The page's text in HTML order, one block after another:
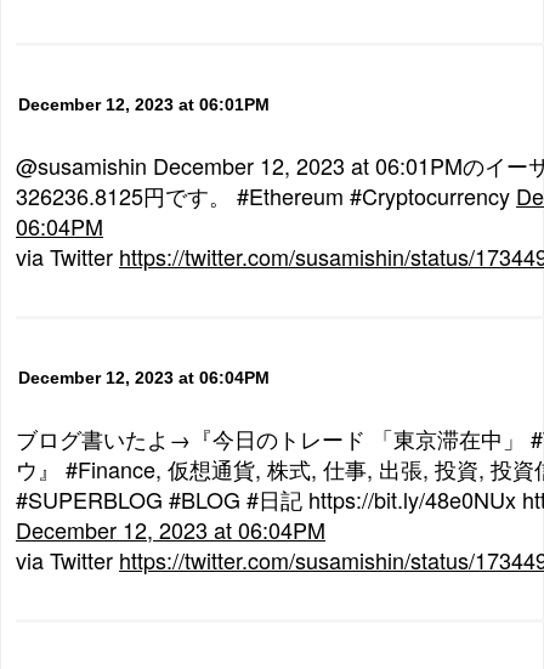
December 12, 2023 at 06:01PM
@susamishin December 12, 2023 at 06:01PMのイー
326236.8125円です。 #Ethereum #Cryptocurrency
06:04PM
via Twitter https://twitter.com/susamishin/status/
December 12, 2023 at 06:04PM
ブログ書いたよ→『今日のトレード 「東京滞在中」
ウ』 #Finance, 仮想通貨, 株式, 仕事, 出張, 投資, 投資
#SUPERBLOG #BLOG #日記 https://bit.ly/48e0NUx
December 12, 2023 at 06:04PM
via Twitter https://twitter.com/susamishin/status/